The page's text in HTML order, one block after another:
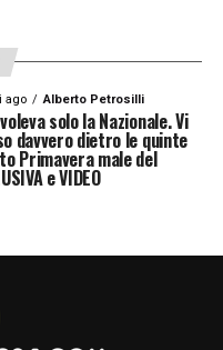
TOP NEWS
ago Alberto Petrosilli
solo la Nazionale. Vi
davvero dietro le quinte
Primavera male del
e VIDEO